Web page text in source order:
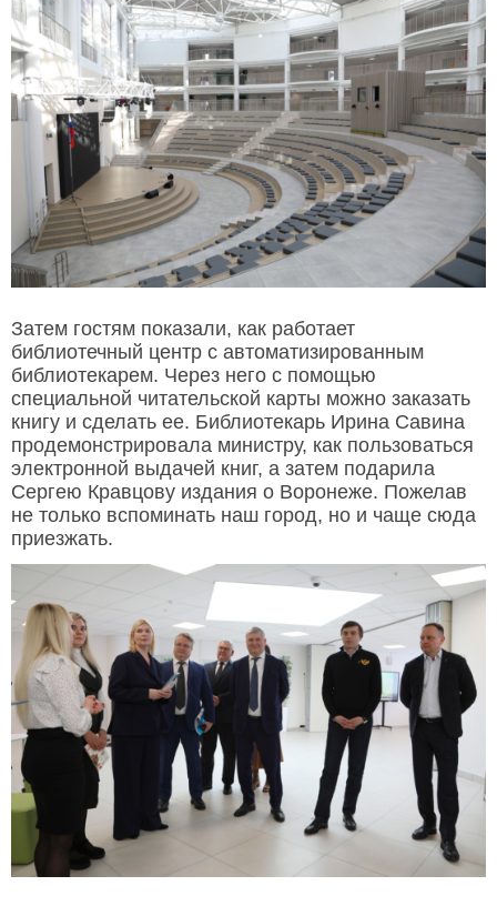
Затем гостям показали, как работает
библиотечный центр с автоматизированным
библиотекарем. Через него с помощью
специальной читательской карты можно заказать
книгу и сделать ее. Библиотекарь Ирина Савина
продемонстрировала министру, как пользоваться
электронной выдачей книг, а затем подарила
Сергею Кравцову издания о Воронеже. Пожелав
не только вспоминать наш город, но и чаще сюда
приезжать.